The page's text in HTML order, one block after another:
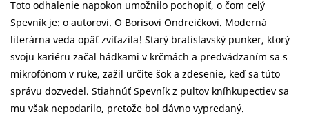
Toto odhalenie napokon umožnilo pochopiť, o čom celý
Spevník je: o autorovi. O Borisovi Ondreičkovi. Moderná
literárna veda opäť zvíťazila! Starý bratislavský punker, ktorý
svoju kariéru začal hádkami v krčmách a predvádzaním sa s
mikrofónom v ruke, zažil určite šok a zdesenie, keď sa túto
správu dozvedel. Stiahnúť Spevník z pultov kníhkupectiev sa
mu však nepodarilo, pretože bol dávno vypredaný.